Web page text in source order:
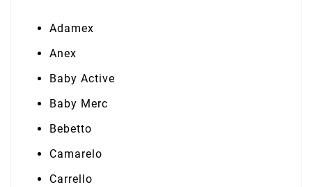
Adamex
Anex
Baby Active
Baby Merc
Bebetto
Camarelo
Carrello